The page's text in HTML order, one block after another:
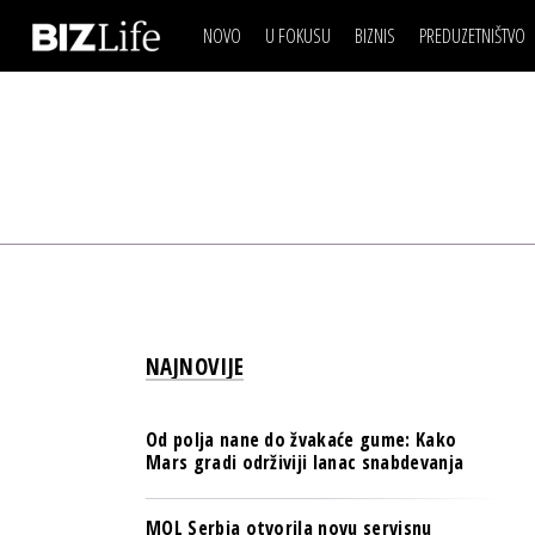
NOVO U FOKUSU BIZNIS
ESG & ENERGY
PULS REGIONA
NOVO NA RAFU
PREDUZETNIŠTVO
IZJAVA DANABIZNIS SCENA
NOVO NA RAFU
NAJNOVIJE
Od polja nane do žvakaće gume: Kako
Mars gradi održiviji lanac snabdevanja
MOL Serbia otvorila novu servisnu